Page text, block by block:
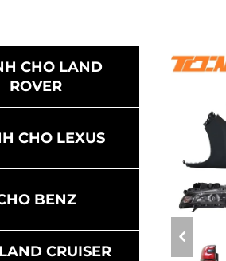
CHO LAND
ROVER
CHO LEXUS
BENZ
CRUISER